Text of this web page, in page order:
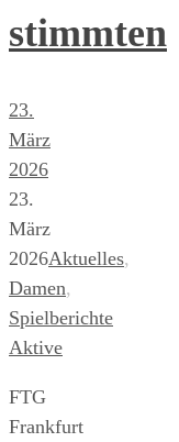
stimmten
23.
März
2026
23.
März
2026Aktuelles,
Damen,
Spielberichte
Aktive
FTG
Frankfurt